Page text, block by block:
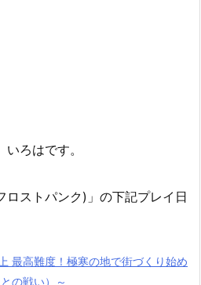
ろはです。
ストパンク)」の下記プレイ日
最高難度！極寒の地で街づくり始め
の戦い）～